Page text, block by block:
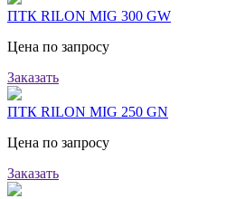
ПТК RILON MIG 300 GW
Цена по запросу
Заказать
ПТК RILON MIG 250 GN
Цена по запросу
Заказать